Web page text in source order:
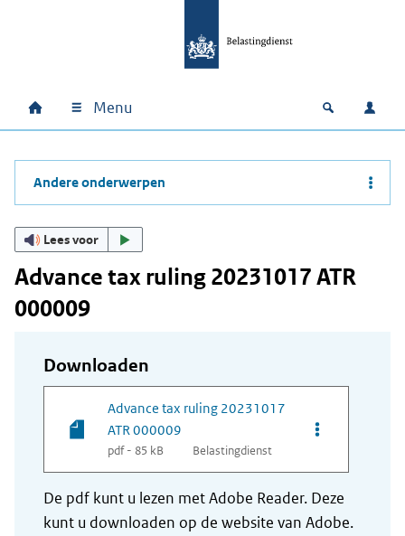
Hoofdnavigatie
Home Menu Open
Andere onderwerpen
Lees voor
Advance tax ruling 20231017 ATR
000009
Downloaden
Advance tax ruling 20231017
ATR 000009
pdf - 85 kB Belastingdienst
Opties van
De pdf kunt u lezen met Adobe Reader. Deze
kunt u downloaden op de website van Adobe.